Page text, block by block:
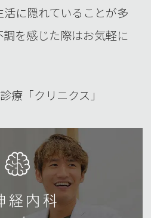
に隠れていることが多
を感じた際はお気軽に
経内科